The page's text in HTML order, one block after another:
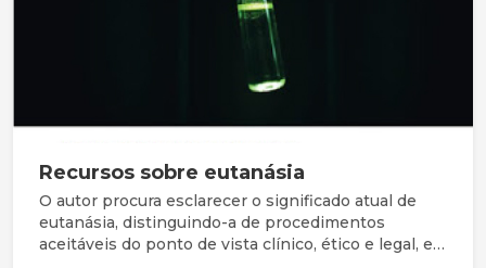
Recursos sobre eutanásia
O autor procura esclarecer o significado atual de
eutanásia, distinguindo-a de procedimentos
aceitáveis do ponto de vista clínico, ético e legal, e